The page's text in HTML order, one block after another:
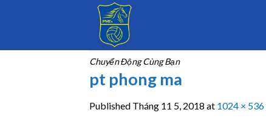
Chuyển Động Cùng Bạn
pt phong ma
Published Tháng 11 5, 2018 at 1024 × 536